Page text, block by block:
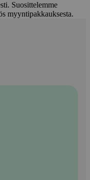
Suosittelemme
myyntipakkauksesta.